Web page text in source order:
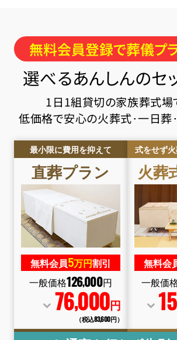
無料会員登録で葬儀プ
選べるあんしんのセ
1日1組貸切の家族葬式場
低価格で安心の火葬式･一日葬
最小限に費用を抑えて
直葬プラン
無料会員5万円割引
一般価格126,000円
76,000円
（税込83,600円）
式をせず
火葬
無料会
一般価